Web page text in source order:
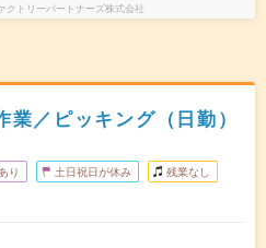
クトリーパートナーズ株式会社
／ピッキング（日勤）
り 土日祝日が休み 残業なし